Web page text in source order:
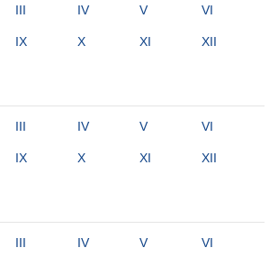
III IV V VI
IX X XI XII
III IV V VI
IX X XI XII
III IV V VI